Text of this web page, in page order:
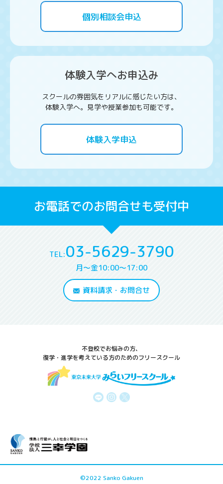
個別相談会申込
体験入学へお申込み
スクールの雰囲気をリアルに感じたい方は、
体験入学へ。見学や授業参加も可能です。
体験入学申込
お電話でのお問合せも受付中
TEL:03-5629-3790
月～金10:00～17:00
資料請求・お問合せ
不登校でお悩みの方、
復学・進学を考えている方のためのフリースクール
©2022 Sanko Gakuen